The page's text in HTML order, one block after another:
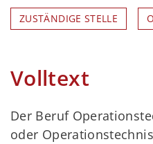
ZUSTÄNDIGE STELLE
Volltext
Der Beruf
oder